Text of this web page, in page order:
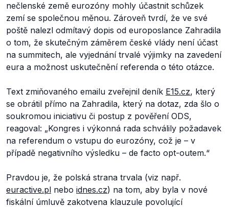
nečlenské země eurozóny mohly účastnit schůzek
zemí se společnou měnou. Zároveň tvrdí, že ve své
poště nalezl odmítavý dopis od europoslance Zahradila
o tom, že skutečným záměrem české vlády není účast
na summitech, ale vyjednání trvalé výjimky na zavedení
eura a možnost uskutečnění referenda o této otázce.
Text zmiňovaného emailu zveřejnil deník E15.cz, který
se obrátil přímo na Zahradila, který na dotaz, zda šlo o
soukromou iniciativu či postup z pověření ODS,
reagoval: „Kongres i výkonná rada schválily požadavek
na referendum o vstupu do eurozóny, což je – v
případě negativního výsledku – de facto opt-outem.“
Pravdou je, že polská strana trvala (viz např.
euractive.pl nebo idnes.cz) na tom, aby byla v nové
fiskální úmluvě zakotvena klauzule povolující